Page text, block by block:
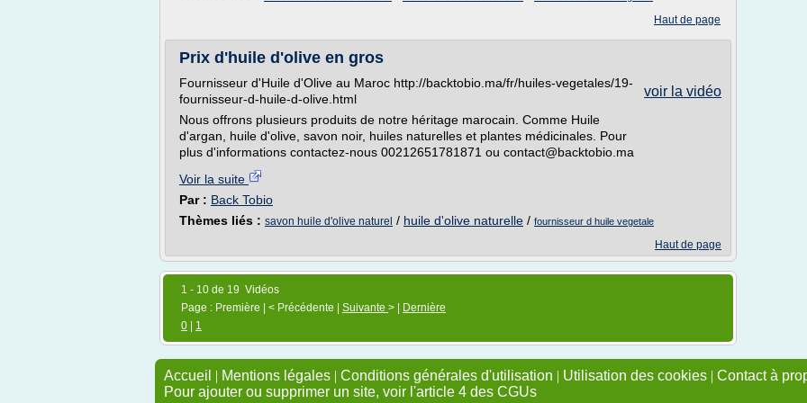
Haut de page
Prix d'huile d'olive en gros
voir la vidéo
Fournisseur d'Huile d'Olive au Maroc http://backtobio.ma/fr/huiles-vegetales/19-
fournisseur-d-huile-d-olive.html
Nous offrons plusieurs produits de notre héritage marocain. Comme Huile
d'argan, huile d'olive, savon noir, huiles naturelles et plantes médicinales. Pour
plus d'informations contactez-nous 00212651781871 ou contact@backtobio.ma
Voir la suite
Par : Back Tobio
Thèmes liés : savon huile d'olive naturel / huile d'olive naturelle / fournisseur d huile vegetale
Haut de page
1 - 10 de 19 Vidéos
Page : Première | < Précédente | Suivante > |
Dernière
0
1
Accueil | Mentions légales | Conditions générales d'utilisation | Utilisation des cookies | Contact à
Pour ajouter ou supprimer un site, voir l'article 4 des CGUs